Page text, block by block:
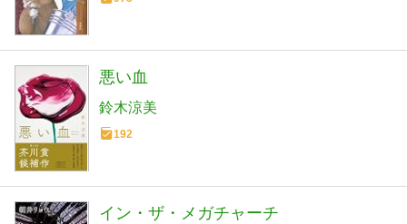
悪い血
鈴木涼美
192
イン・ザ・メガチャーチ